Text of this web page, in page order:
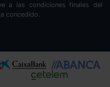
a las condiciones finales del
concedido.